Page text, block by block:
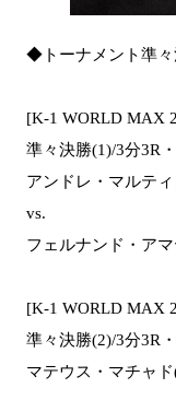
◆トーナメント準
[K-1 WORLD MAX
準々決勝(1)/3分3R
アンドレ・マルテ
vs.
フェルナンド・ア
[K-1 WORLD MAX
準々決勝(2)/3分3R
マテウス・マチャ